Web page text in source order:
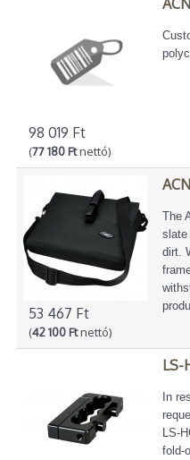
98 019 Ft
(77 180 Ftnettó)
53 467 Ft
(42 100 Ftnettó)
The
slate
dirt.
LS-
In
LS-
fold-